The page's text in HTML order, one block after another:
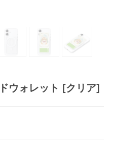
ウォレット [クリア]